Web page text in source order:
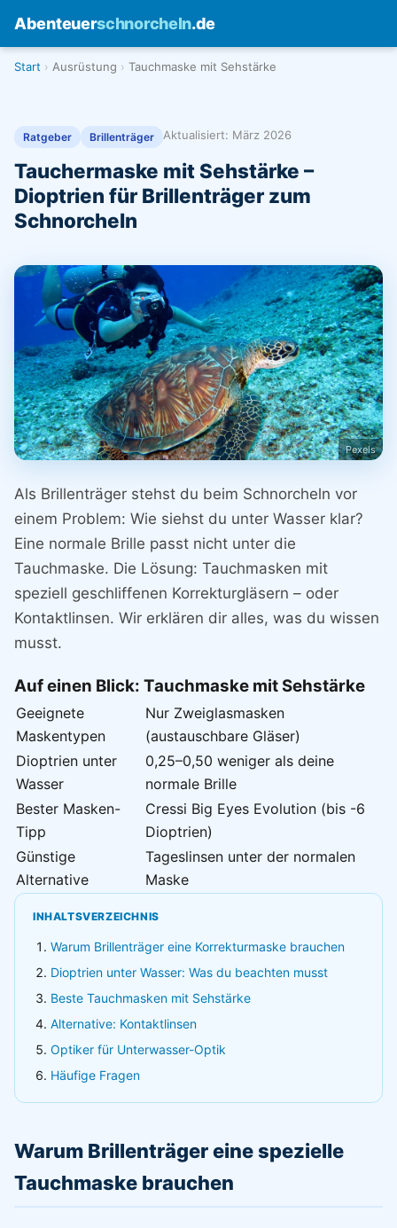
Abenteuerschnorcheln.de
Start Ausrüstung Tauchmaske mit Sehstärke
Ratgeber Brillenträger Aktualisiert: März 2026
Tauchermaske mit Sehstärke –
Dioptrien für Brillenträger zum
Schnorcheln
Pexels
Als Brillenträger stehst du beim Schnorcheln vor
einem Problem: Wie siehst du unter Wasser klar?
Eine normale Brille passt nicht unter die
Tauchmaske. Die Lösung: Tauchmasken mit
speziell geschliffenen Korrekturgläsern – oder
Kontaktlinsen. Wir erklären dir alles, was du wissen
musst.
Auf einen Blick: Tauchmaske mit Sehstärke
Geeignete
Maskentypen
Nur Zweiglasmasken
(austauschbare Gläser)
Dioptrien unter
Wasser
0,25–0,50 weniger als deine
normale Brille
Bester Masken-
Tipp
Cressi Big Eyes Evolution (bis -6
Dioptrien)
Günstige
Alternative
Tageslinsen unter der normalen
Maske
INHALTSVERZEICHNIS
Warum Brillenträger eine Korrekturmaske brauchen
Dioptrien unter Wasser: Was du beachten musst
Beste Tauchmasken mit Sehstärke
Alternative: Kontaktlinsen
Optiker für Unterwasser-Optik
Häufige Fragen
Warum Brillenträger eine spezielle
Tauchmaske brauchen